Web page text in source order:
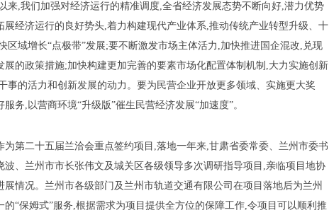
来,我们加强对经济运行的精准调度,全省经济发展态势不断向好,潜力优势
展经济运行的良好势头,着力构建现代产业体系,推动传统产业转型升级、十
区域增长“点极带”发展;要不断激发市场主体活力,加快推进国企混改,兑现
展的政策措施;加快构建更加完善的要素市场化配置体制机制,大力实施创新
事的活力和创新发展的动力。要为民营企业开放更多领域、实施更大奖
务,以营商环境“升级版”催生民营经济发展“加速度”。
为第二十五届兰洽会重点签约项目,落地一年来,甘肃省委常委、兰州市委书
波、兰州市市长张伟文及城关区各级领导多次调研指导项目,亲临项目地协
情况。兰州市各级部门及兰州市轨道交通有限公司在项目落地后为兰州
的“保姆式”服务,根据需求为项目提供全方位的保障工作,令项目可以顺利推